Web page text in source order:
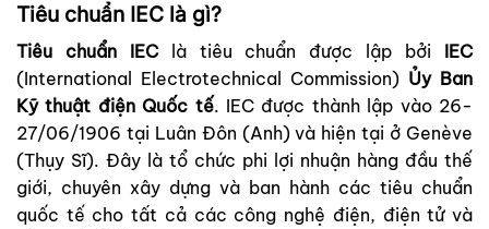
Tiêu chuẩn IEC là gì?
Tiêu chuẩn IEClà tiêu chuẩn được lập bởi IEC
(International Electrotechnical Commission) Ủy Ban
Kỹ thuật điện Quốc tế. IEC được thành lập vào 26-
27/06/1906 tại Luân Đôn (Anh) và hiện tại ở Genève
(Thụy Sĩ). Đây là tổ chức phi lợi nhuận hàng đầu thế
giới, chuyên xây dựng và ban hành các tiêu chuẩn
quốc tế cho tất cả các công nghệ điện, điện tử và